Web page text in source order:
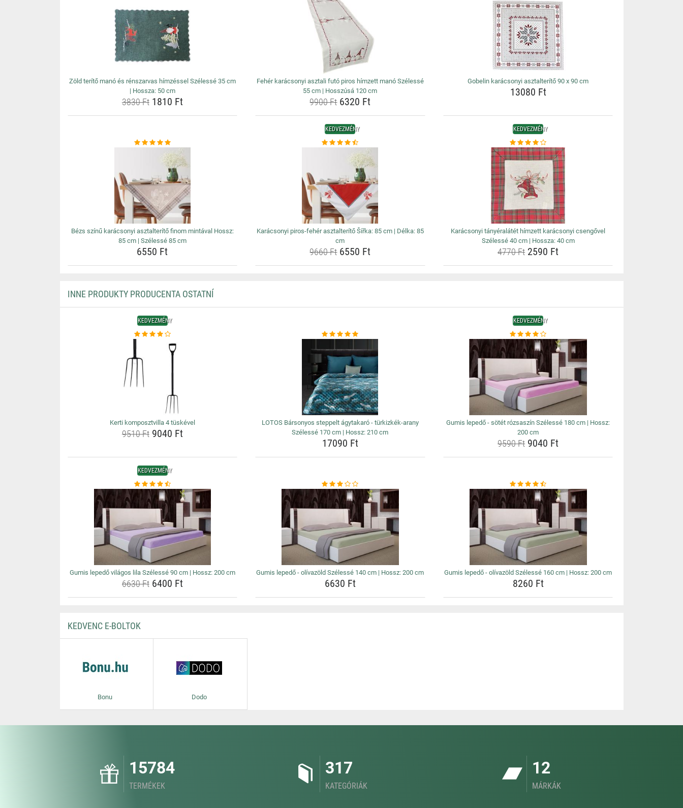
Zöld terítő manó és rénszarvas hímzéssel Szélessé 35 cm
| Hossza: 50 cm
3830 Ft1810 Ft
Fehér karácsonyi asztali futó piros hímzett manó Szélessé
55 cm | Hosszúsá 120 cm
9900 Ft6320 Ft
Gobelin karácsonyi asztalterítő 90 x 90 cm
13080 Ft
Bézs színű karácsonyi asztalterítő finom mintával Hossz:
85 cm | Szélessé 85 cm
6550 Ft
KEDVEZMÉNY
Karácsonyi piros-fehér asztalterítő Šířka: 85 cm | Délka: 85
cm
9660 Ft6550 Ft
KEDVEZMÉNY
Karácsonyi tányéralátét hímzett karácsonyi csengővel
Szélessé 40 cm | Hossza: 40 cm
4770 Ft 2590 Ft
INNE PRODUKTY PRODUCENTA OSTATNÍ
KEDVEZMÉNY
Kerti komposztvilla 4 tüskével
9510 Ft9040 Ft
LOTOS Bársonyos steppelt ágytakaró - türkizkék-arany
Szélessé 170 cm | Hossz: 210 cm
17090 Ft
KEDVEZMÉNY
Gumis lepedő - sötét rózsaszín Szélessé 180 cm | Hossz:
200 cm
9590 Ft 9040 Ft
KEDVEZMÉNY
Gumis lepedő világos lila Szélessé 90 cm | Hossz: 200 cm
6630 Ft6400 Ft
Gumis lepedő - olívazöld Szélessé 140 cm | Hossz: 200 cm
6630 Ft
Gumis lepedő - olívazöld Szélessé 160 cm | Hossz: 200 cm
8260 Ft
KEDVENC E-BOLTOK
Bonu Dodo
15784
TERMÉKEK
317
KATEGÓRIÁK
12
MÁRKÁK